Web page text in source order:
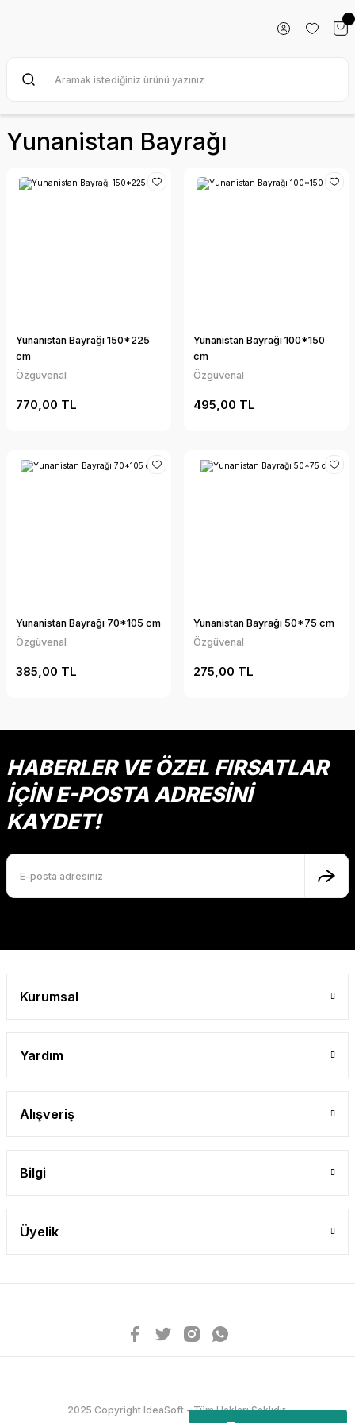
Yunanistan Bayrağı
Yunanistan Bayrağı 150*225
cm
Özgüvenal
770,00 TL
Yunanistan Bayrağı 100*150
cm
Özgüvenal
495,00 TL
Yunanistan Bayrağı 70*105 cm
Özgüvenal
385,00 TL
Yunanistan Bayrağı 50*75 cm
Özgüvenal
275,00 TL
HABERLER VE ÖZEL FIRSATLAR
İÇİN E-POSTA ADRESİNİ
KAYDET!
Kurumsal
Yardım
Alışveriş
Bilgi
Üyelik
2025 Copyright IdeaSoft - Tüm Hakları Saklıdır.